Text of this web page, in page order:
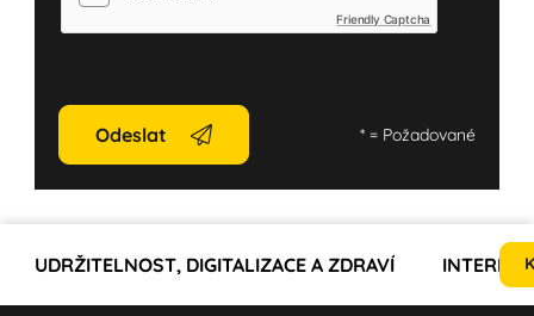
Friendly Captcha
Odeslat *= Požadované
UDRŽITELNOST, DIGITALIZACE A ZDRAVÍ